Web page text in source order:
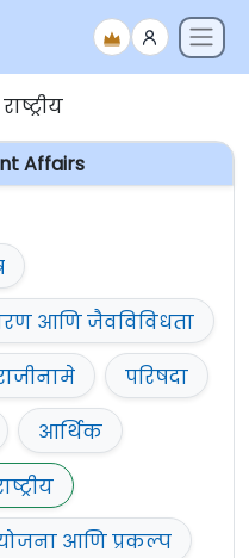
राष्ट्रीय
Affairs
आणि जैवविविधता
परिषदा
आर्थिक
आणि प्रकल्प